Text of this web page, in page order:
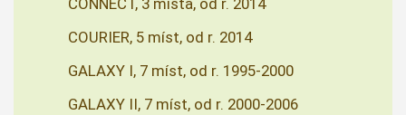
CONNECT, 3 místa, od r. 2014
COURIER, 5 míst, od r. 2014
GALAXY I, 7 míst, od r. 1995-2000
GALAXY II, 7 míst, od r. 2000-2006